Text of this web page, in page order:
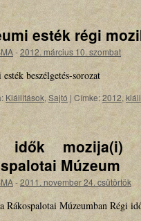
esték régi
-2012. március 10. szombat
beszélgetés-sorozat
Kiállítások, Sajtó | Címke:2012,
idők mozija(i)
Múzeum
-2011. november 24. csütörtök
Rákospalotai Múzeumban Régi